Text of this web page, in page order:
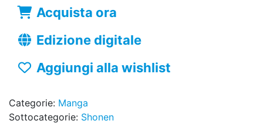
Acquista ora
Edizione digitale
Aggiungi alla wishlist
Categorie: Manga
Sottocategorie: Shonen